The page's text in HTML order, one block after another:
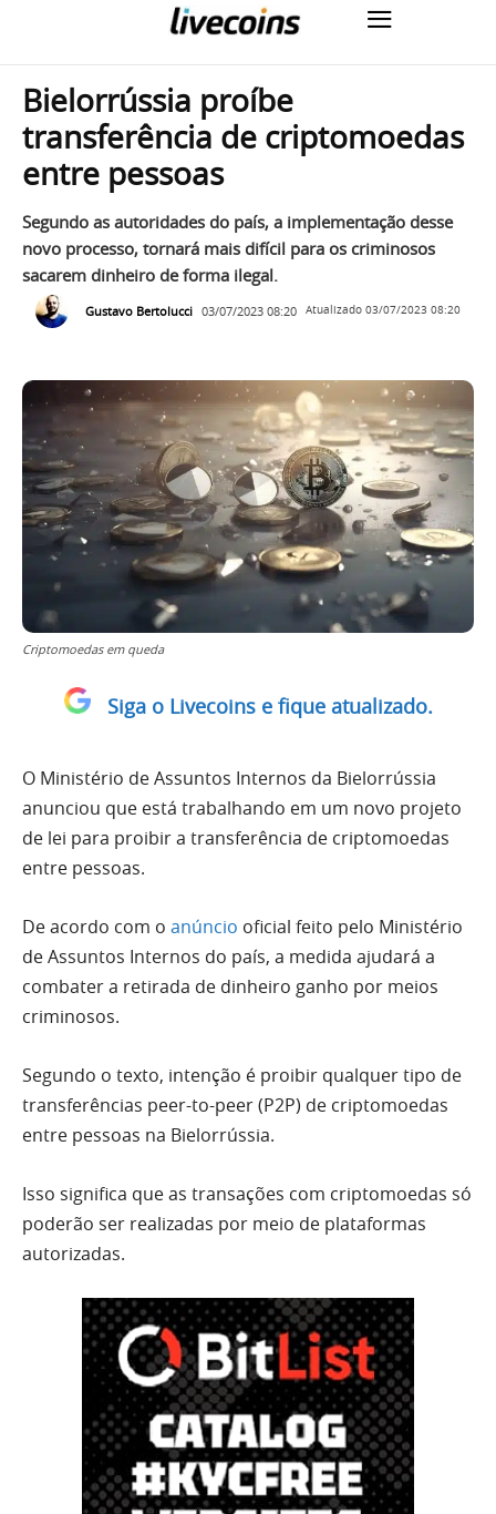
Bielorrússia proíbe
transferência de criptomoedas
entre pessoas
Segundo as autoridades do país, a implementação desse
novo processo, tornará mais difícil para os criminosos
sacarem dinheiro de forma ilegal.
Gustavo Bertolucci 03/07/2023 08:20 Atualizado 03/07/2023 08:20
Criptomoedas em queda
Siga o Livecoins e fique atualizado.
O Ministério de Assuntos Internos da Bielorrússia
anunciou que está trabalhando em um novo projeto
de lei para proibir a transferência de criptomoedas
entre pessoas.
De acordo com o anúncio oficial feito pelo Ministério
de Assuntos Internos do país, a medida ajudará a
combater a retirada de dinheiro ganho por meios
criminosos.
Segundo o texto, intenção é proibir qualquer tipo de
transferências peer-to-peer (P2P) de criptomoedas
entre pessoas na Bielorrússia.
Isso significa que as transações com criptomoedas só
poderão ser realizadas por meio de plataformas
autorizadas.